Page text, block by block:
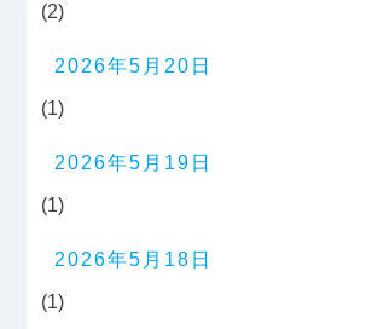
(2)
2026年5月20日
(1)
2026年5月19日
(1)
2026年5月18日
(1)